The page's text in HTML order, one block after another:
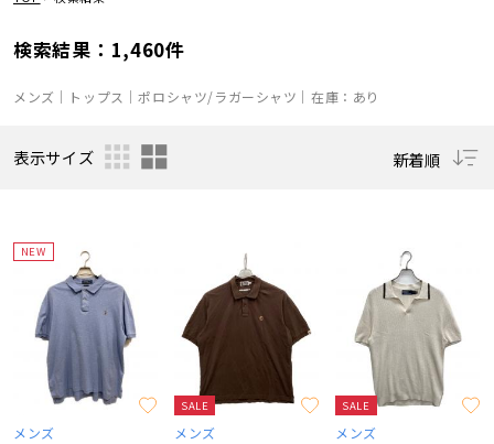
検索結果：1,460件
メンズ｜トップス｜ポロシャツ/ラガーシャツ｜在庫：あり
表示サイズ 新着順
NEW
メンズ
SALE
メンズ
SALE
メンズ